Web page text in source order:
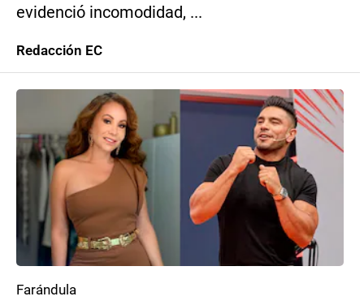
evidenció incomodidad, ...
Redacción EC
Farándula